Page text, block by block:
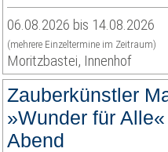
06.08.2026 bis 14.08.2026
(mehrere Einzeltermine im Zeitraum)
Moritzbastei, Innenhof
Zauberkünstler
»Wunder für
Abend